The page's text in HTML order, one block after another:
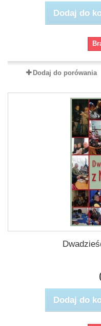
Dodaj do
Dodaj do porówania
Dodaj do